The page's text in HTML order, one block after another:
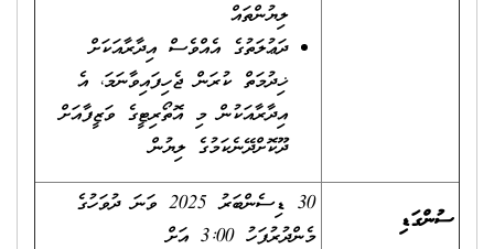
ލިޔުންތައް
ދަޢުލަތުގެ އެއްވެސް އިދާރާއަކަށް
ޚިދުމަތް ކުރަން ޖެހިފައިވާނަމަ، އެ
އިދާރާއަކުން މި އޮތޯރިޓީގެ ވަޒީފާއަށް
ދޫކޮށްދޭނެކަމުގެ ލިޔުން
ސުންގަޑި
30 ޑިސެންބަރު 2025 ވަނަ ދުވަހުގެ
މެންދުރުފަހު 3:00 އަށް